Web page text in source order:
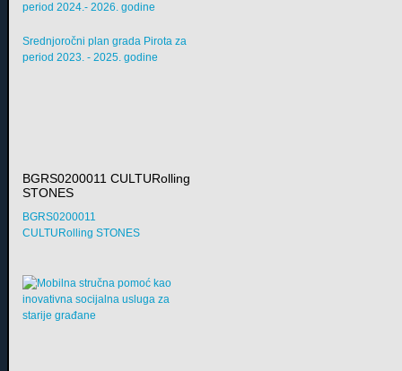
period 2024.- 2026. godine
Srednjoročni plan grada Pirota za
period 2023. - 2025. godine
BGRS0200011 CULTURolling
STONES
BGRS0200011
CULTURolling STONES